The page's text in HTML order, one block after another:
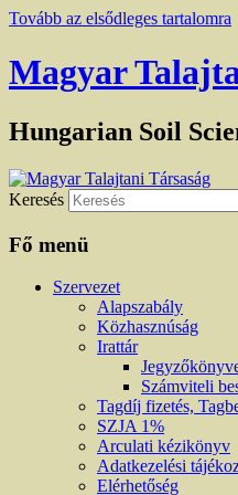
Tovább az elsődleges tartalomra
Magyar
Hungarian Soil
Keresés
Fő menü
Szervezet
Alapszabály
Közhasznúság
Irattár
Számviteli
Tagdíj fizetés,
SZJA 1%
Arculati kézikönyv
Adatkezelési
Elérhetőség